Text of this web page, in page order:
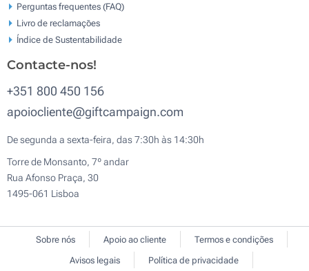
Perguntas frequentes (FAQ)
Livro de reclamaçōes
Índice de Sustentabilidade
Contacte-nos!
+351 800 450 156
apoiocliente@giftcampaign.com
De segunda a sexta-feira, das 7:30h às 14:30h
Torre de Monsanto, 7º andar
Rua Afonso Praça, 30
1495-061 Lisboa
Sobre nós Apoio ao cliente
Termos e condições
Avisos legais
Política de privacidade